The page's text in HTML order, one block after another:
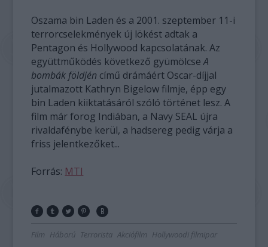
Oszama bin Laden és a 2001. szeptember 11-i
terrorcselekmények új lökést adtak a
Pentagon és Hollywood kapcsolatának. Az
együttműködés következő gyümölcseA
bombák földjén című drámáért Oscar-díjjal
jutalmazott Kathryn Bigelow filmje, épp egy
bin Laden kiiktatásáról szóló történet lesz. A
film már forog Indiában, a Navy SEAL újra
rivaldafénybe kerül, a hadsereg pedig várja a
friss jelentkezőket...
Forrás: MTI
Film Háború Terrorista Akciófilm Hollywoodi filmipar